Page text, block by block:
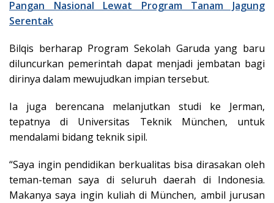
Pangan Nasional Lewat Program Tanam Jagung
Serentak
Bilqis berharap Program Sekolah Garuda yang baru
diluncurkan pemerintah dapat menjadi jembatan bagi
dirinya dalam mewujudkan impian tersebut.
Ia juga berencana melanjutkan studi ke Jerman,
tepatnya di Universitas Teknik München, untuk
mendalami bidang teknik sipil.
“Saya ingin pendidikan berkualitas bisa dirasakan oleh
teman-teman saya di seluruh daerah di Indonesia.
Makanya saya ingin kuliah di München, ambil jurusan